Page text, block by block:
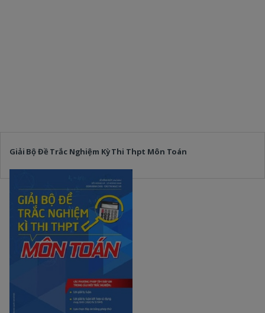
Giải Bộ Đề Trắc Nghiệm Kỳ Thi Thpt Môn Toán